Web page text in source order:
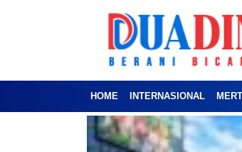
HOME INTERNASIONAL